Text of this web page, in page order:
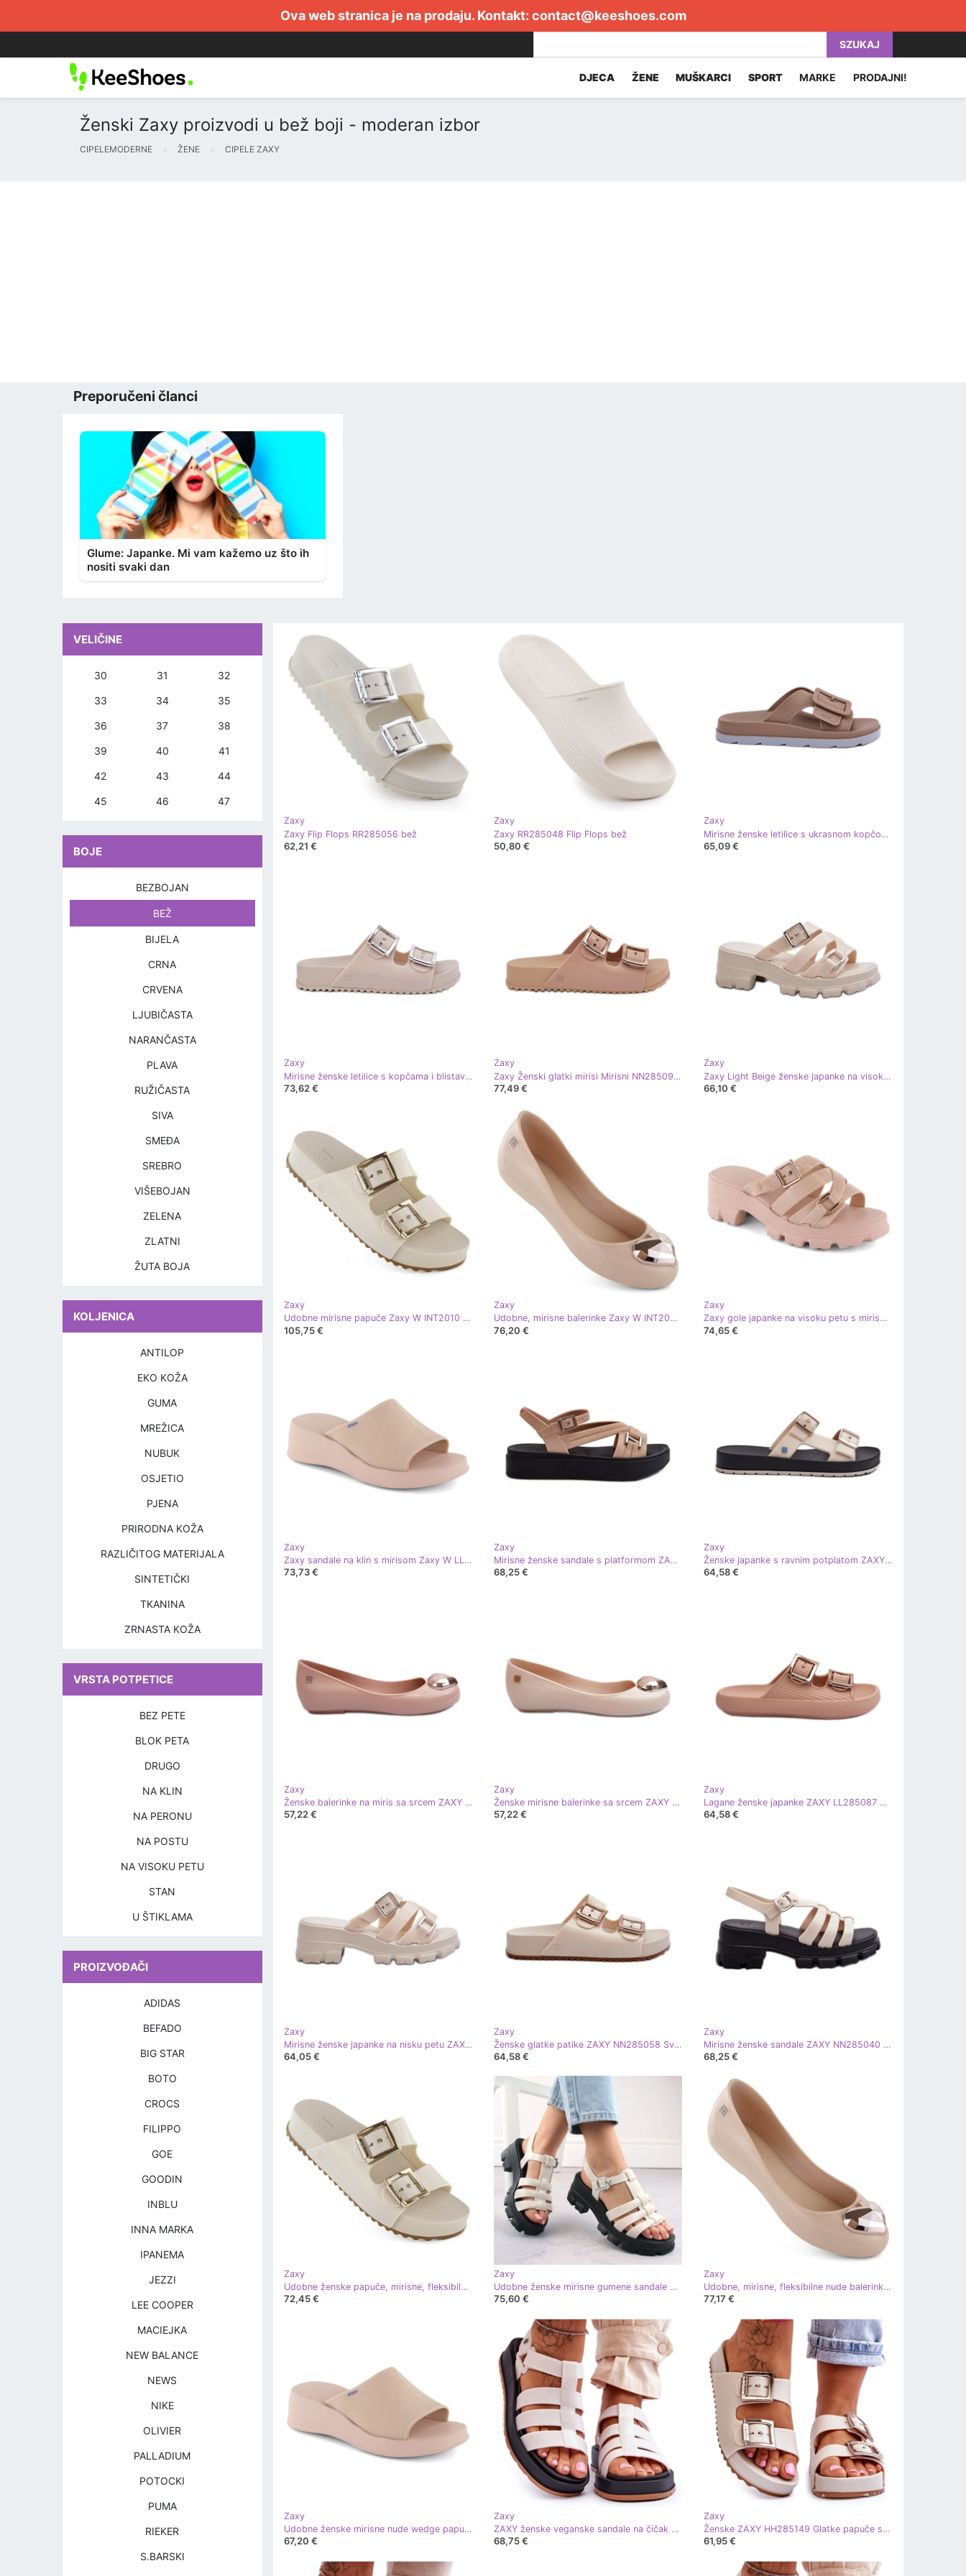
Ova web stranica je na prodaju. Kontakt: contact@keeshoes.com
SZUKAJ
DJECA ŽENE MUŠKARCI SPORT MARKE PRODAJNI!
Ženski Zaxy proizvodi u bež boji - moderan izbor
CIPELEMODERNE ŽENE CIPELE ZAXY
Preporučeni članci
Glume: Japanke. Mi vam kažemo uz što ih
nositi svaki dan
Zaxy
Zaxy Flip Flops RR285056 bež
62,21 €
Zaxy
Zaxy RR285048 Flip Flops bež
50,80 €
Zaxy
Mirisne ženske letilice s ukrasnom kopčom Zaxy RR285076 bež
65,09 €
Zaxy
Mirisne ženske letilice s kopčama i blistavim Zaxy RR285056 bež
73,62 €
Zaxy
Zaxy Ženski glatki mirisi Mirisni NN285092 bež
77,49 €
Zaxy
Zaxy Light Beige ženske japanke na visoku petu bež
66,10 €
Zaxy
Udobne mirisne papuče Zaxy W INT2010 ecru bež
105,75 €
Zaxy
Udobne, mirisne balerinke Zaxy W INT2007A nude bež
76,20 €
Zaxy
Zaxy gole japanke na visoku petu s mirisom W NN285044 INT2009B bež
74,65 €
Zaxy
Zaxy sandale na klin s mirisom Zaxy W LL285083 INT2006A bež
73,73 €
Zaxy
Mirisne ženske sandale s platformom ZAXY LL285063 Bež
68,25 €
Zaxy
Ženske japanke s ravnim potplatom ZAXY LL285072 svijetlo bež
64,58 €
Zaxy
Ženske balerinke na miris sa srcem ZAXY NN285010 Gole bež
57,22 €
Zaxy
Ženske mirisne balerinke sa srcem ZAXY NN285009 Svijetlo bež
57,22 €
Zaxy
Lagane ženske japanke ZAXY LL285087 bež
64,58 €
Zaxy
Mirisne ženske japanke na nisku petu ZAXY NN285042 svijetlo bež
64,05 €
Zaxy
Ženske glatke patike ZAXY NN285058 Svijetlo bež
64,58 €
Zaxy
Mirisne ženske sandale ZAXY NN285040 Svijetlo bež
68,25 €
Zaxy
Udobne ženske papuče, mirisne, fleksibilna guma Ekri Zaxy NN285058 bež
72,45 €
Zaxy
Udobne ženske mirisne gumene sandale Zaxy NN285040 bež
75,60 €
Zaxy
Udobne, mirisne, fleksibilne nude balerinke Zaxy NN285010 bež
77,17 €
Zaxy
Udobne ženske mirisne nude wedge papuče Zaxy LL285083 bež
67,20 €
Zaxy
ZAXY ženske veganske sandale na čičak JJ285015 svijetlo bež
68,75 €
Zaxy
Ženske ZAXY HH285149 Glatke papuče svijetlo bež
61,95 €
VELIČINE
30 31 32
33 34 35
36 37 38
39 40 41
42 43 44
45 46 47
BOJE
BEZBOJAN
BEŽ
BIJELA
CRNA
CRVENA
LJUBIČASTA
NARANČASTA
PLAVA
RUŽIČASTA
SIVA
SMEĐA
SREBRO
VIŠEBOJAN
ZELENA
ZLATNI
ŽUTA BOJA
KOLJENICA
ANTILOP
EKO KOŽA
GUMA
MREŽICA
NUBUK
OSJETIO
PJENA
PRIRODNA KOŽA
RAZLIČITOG MATERIJALA
SINTETIČKI
TKANINA
ZRNASTA KOŽA
VRSTA POTPETICE
BEZ PETE
BLOK PETA
DRUGO
NA KLIN
NA PERONU
NA POSTU
NA VISOKU PETU
STAN
U ŠTIKLAMA
PROIZVOĐAČI
ADIDAS
BEFADO
BIG STAR
BOTO
CROCS
FILIPPO
GOE
GOODIN
INBLU
INNA MARKA
IPANEMA
JEZZI
LEE COOPER
MACIEJKA
NEW BALANCE
NEWS
NIKE
OLIVIER
PALLADIUM
POTOCKI
PUMA
RIEKER
S.BARSKI